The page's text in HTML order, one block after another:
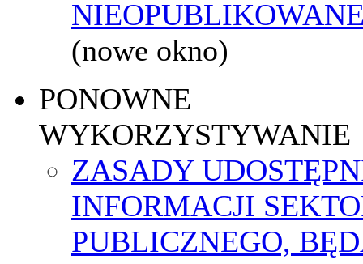
(nowe okno)
PONOWNE
WYKORZYSTYWANIE
ZASADY
INFORMACJI
PUBLICZNEGO,